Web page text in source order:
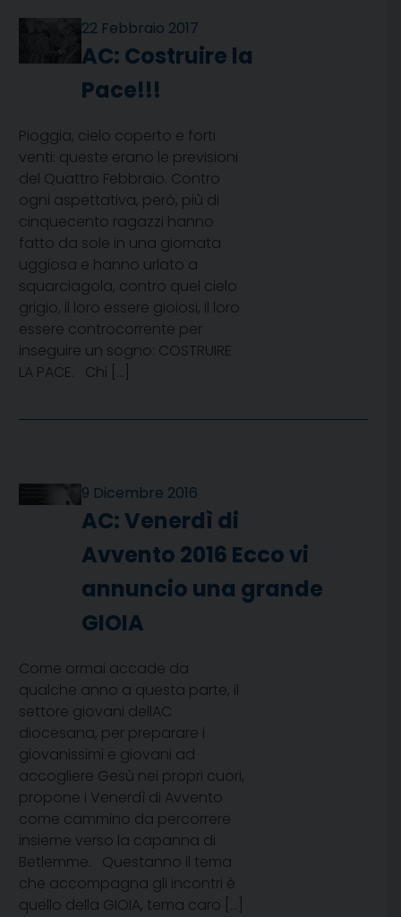
22 Febbraio 2017
AC: Costruire la
Pace!!!
Pioggia, cielo coperto e forti
venti: queste erano le previsioni
del Quattro Febbraio. Contro
ogni aspettativa, però, più di
cinquecento ragazzi hanno
fatto da sole in una giornata
uggiosa e hanno urlato a
squarciagola, contro quel cielo
grigio, il loro essere gioiosi, il loro
essere controcorrente per
inseguire un sogno: COSTRUIRE
LA PACE. Chi […]
9 Dicembre 2016
AC: Venerdì di
Avvento 2016 Ecco vi
annuncio una grande
GIOIA
Come ormai accade da
qualche anno a questa parte, il
settore giovani dellAC
diocesana, per preparare i
giovanissimi e giovani ad
accogliere Gesù nei propri cuori,
propone i Venerdì di Avvento
come cammino da percorrere
insieme verso la capanna di
Betlemme. Questanno il tema
che accompagna gli incontri è
quello della GIOIA, tema caro […]